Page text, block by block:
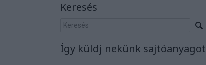
Keresés
Így küldj nekünk sajtóanyagot